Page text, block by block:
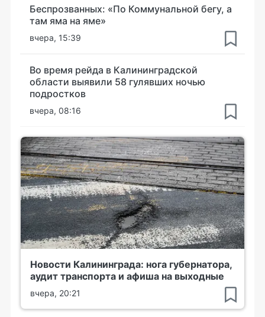
Беспрозванных: «По Коммунальной бегу, а
там яма на яме»
вчера, 15:39
Во время рейда в Калининградской
области выявили 58 гулявших ночью
подростков
вчера, 08:16
Новости Калининграда: нога губернатора,
аудит транспорта и афиша на выходные
вчера, 20:21